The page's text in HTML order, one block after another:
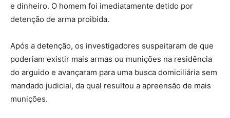
e dinheiro. O homem foi imediatamente detido por
detenção de arma proibida.
Após a detenção, os investigadores suspeitaram de que
poderiam existir mais armas ou munições na residência
do arguido e avançaram para uma busca domiciliária sem
mandado judicial, da qual resultou a apreensão de mais
munições.